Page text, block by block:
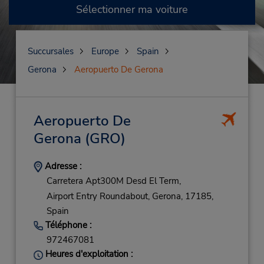
Sélectionner ma voiture
Succursales Europe
Spain
Gerona
Aeropuerto De Gerona
Aeropuerto De
Gerona (GRO)
Adresse :
Carretera Apt300M Desd El Term,
Airport Entry Roundabout, Gerona, 17185,
Spain
Téléphone :
972467081
Heures d'exploitation :